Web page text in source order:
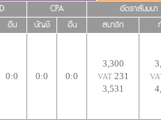
CPA อัตราสัมมนา
อื่น บัญชี อื่น สมาชิก
0:0 0:0 0:0
3,300
VAT231
3,531